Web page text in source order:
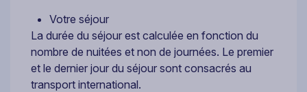
Votre séjour
La durée du séjour est calculée en fonction du
nombre de nuitées et non de journées. Le premier
et le dernier jour du séjour sont consacrés au
transport international.